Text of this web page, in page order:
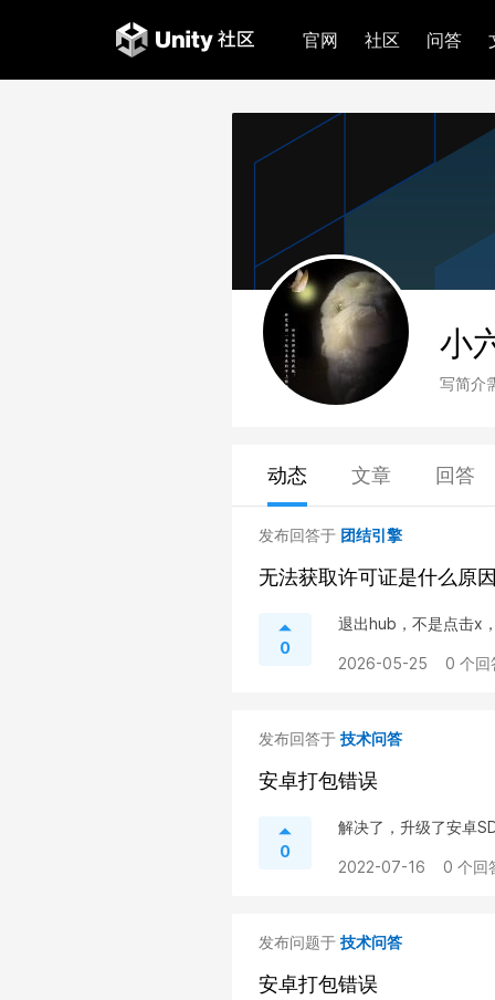
官网 社区 问答
小
写简介
动态 文章 回答
发布回答于 团结引擎
无法获取许可证是什么原
0
退出hub，不是点击x
2026-05-25 0 个回
发布回答于 技术问答
安卓打包错误
0
解决了，升级了安卓
2022-07-16 0 个回
发布问题于 技术问答
安卓打包错误